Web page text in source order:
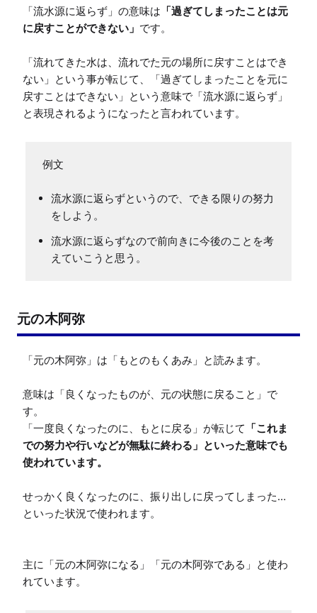
「流水源に返らず」の意味は 「過ぎてしまったことは元
に戻すことができない」 です。
「流れてきた水は、流れでた元の場所に戻すことはでき
ない」という事が転じて、「過ぎてしまったことを元に
戻すことはできない」という意味で「流水源に返らず」
と表現されるようになったと言われています。
流水源に返らずというので、できる限りの努力
をしよう。
流水源に返らずなので前向きに今後のことを考
えていこうと思う。
元の木阿弥
「元の木阿弥」は「もとのもくあみ」と読みます。
意味は「良くなったものが、元の状態に戻ること」で
す。
「一度良くなったのに、もとに戻る」が転じて 「これま
での努力や行いなどが無駄に終わる」といった意味でも
使われています。
せっかく良くなったのに、振り出しに戻ってしまった…
といった状況で使われます。
主に「元の木阿弥になる」「元の木阿弥である」と使わ
れています。